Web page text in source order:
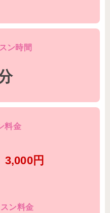
ン時間
料金
3,000円
ン料金